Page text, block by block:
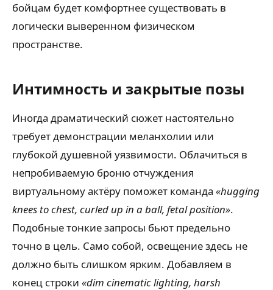
бойцам будет комфортнее существовать в
логически выверенном физическом
пространстве.
Интимность и закрытые позы
Иногда драматический сюжет настоятельно
требует демонстрации меланхолии или
глубокой душевной уязвимости. Облачиться в
непробиваемую броню отчуждения
виртуальному актёру поможет команда «hugging
knees to chest, curled up in a ball, fetal position».
Подобные тонкие запросы бьют предельно
точно в цель. Само собой, освещение здесь не
должно быть слишком ярким. Добавляем в
конец строки «dim cinematic lighting, harsh